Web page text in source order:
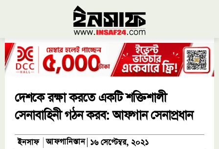
দেশকে রক্ষা করতে একটি শক্তিশালী
সেনাবাহিনী গঠন করব: আফগান সেনাপ্রধান
ইনসাফ আফগানিস্তান ১৬ সেপ্টেম্বর, ২০২১